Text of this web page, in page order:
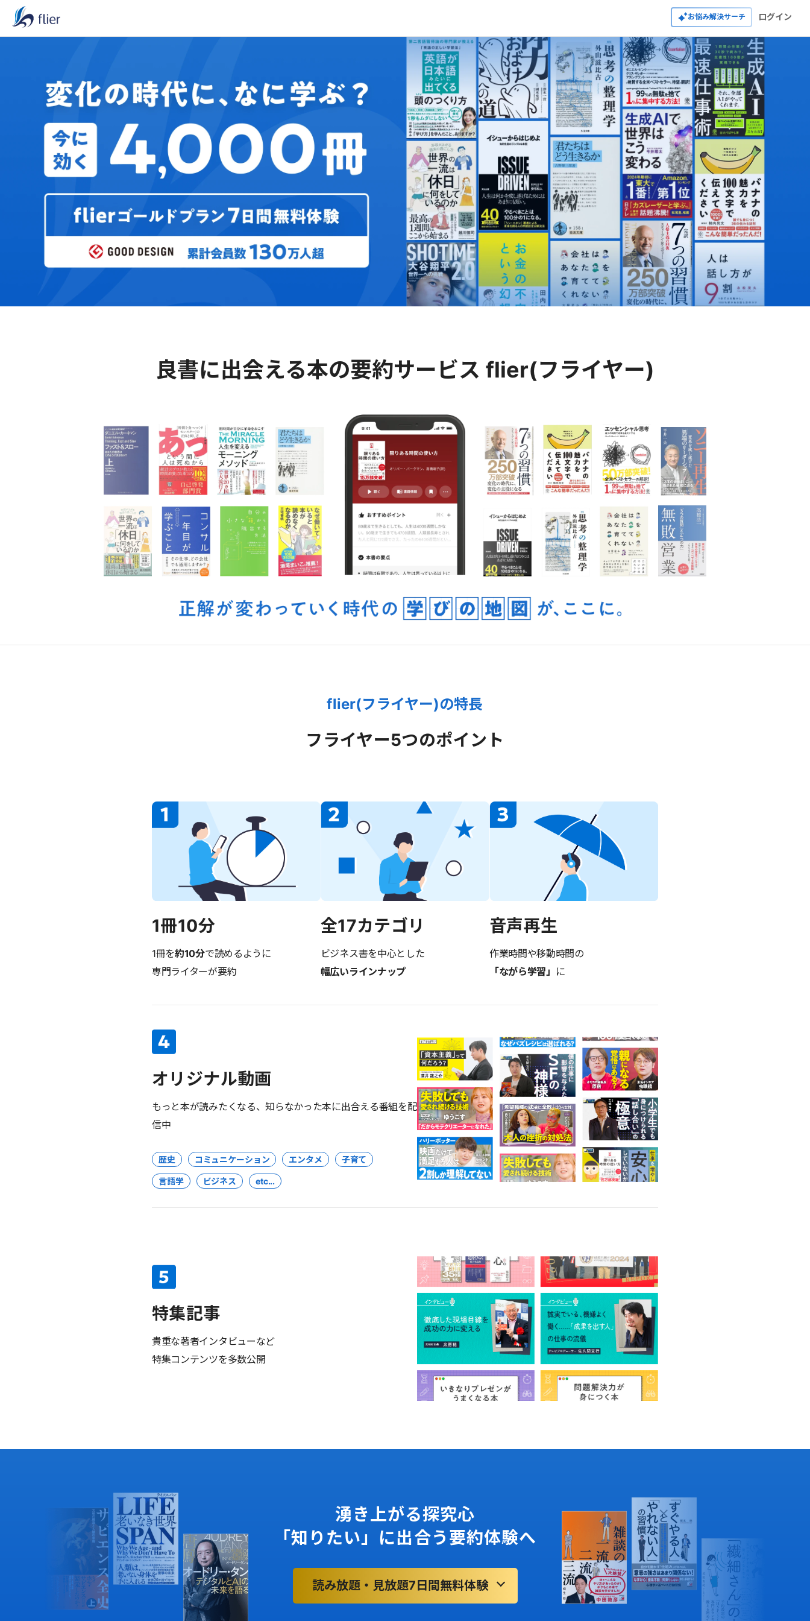
お悩み解決サーチ ログイン
良書に出会える本の要約サービス flier(フライヤー)
flier(フライヤー)の特長
フライヤー5つのポイント
1冊10分
1冊を約10分で読めるように
専門ライターが要約
全17カテゴリ
ビジネス書を中心とした
幅広いラインナップ
音声再生
作業時間や移動時間の
「ながら学習」 に
オリジナル動画
もっと本が読みたくなる、知らなかった本に出合える番組を配
信中
歴史 コミュニケーション エンタメ 子育て
言語学 ビジネス etc...
特集記事
貴重な著者インタビューなど
特集コンテンツを多数公開
湧き上がる探究心
「知りたい」に出合う要約体験へ
読み放題・見放題7日間無料体験